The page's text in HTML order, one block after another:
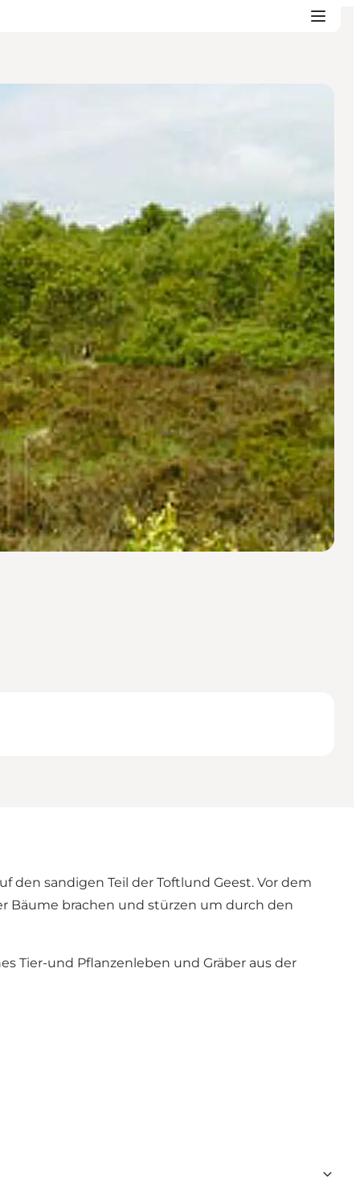
den sandigen Teil der Toftlund Geest. Vor dem
Bäume brachen und stürzen um durch den
Tier-und Pflanzenleben und Gräber aus der